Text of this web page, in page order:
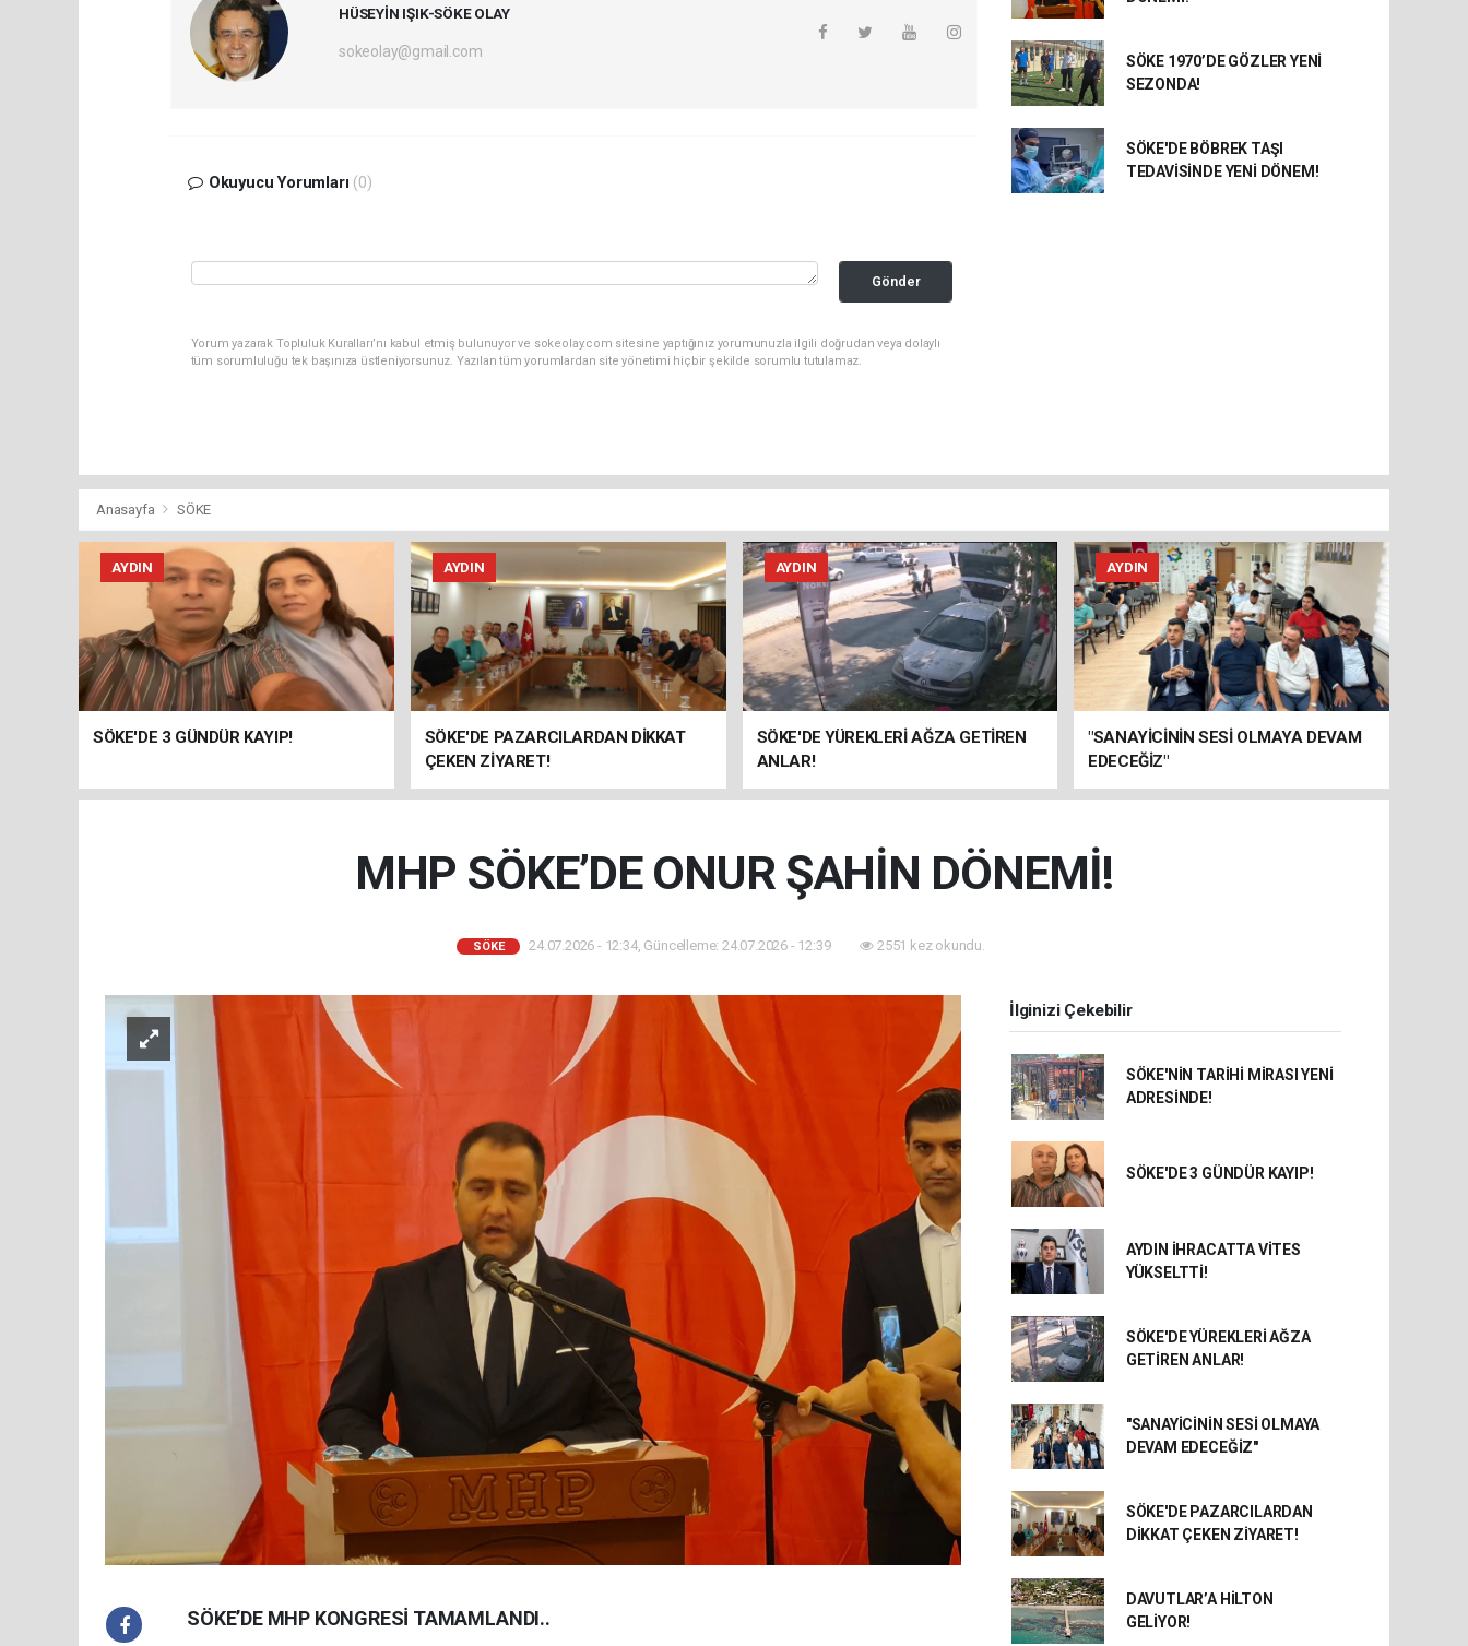
HÜSEYİN IŞIK-SÖKE OLAY
sokeolay@gmail.com
Okuyucu Yorumları (0)
Gönder
Yorum yazarak Topluluk Kuralları’nı kabul etmiş bulunuyor ve sokeolay.com sitesine yaptığınız yorumunuzla ilgili doğrudan veya dolaylı
tüm sorumluluğu tek başınıza üstleniyorsunuz. Yazılan tüm yorumlardan site yönetimi hiçbir şekilde sorumlu tutulamaz.
SÖKE 1970’DE GÖZLER YENİ
SEZONDA!
SÖKE'DE BÖBREK TAŞI
TEDAVİSİNDE YENİ DÖNEM!
Anasayfa SÖKE
AYDIN
SÖKE'DE 3 GÜNDÜR KAYIP!
AYDIN
SÖKE'DE PAZARCILARDAN DİKKAT
ÇEKEN ZİYARET!
AYDIN
SÖKE'DE YÜREKLERİ AĞZA GETİREN
ANLAR!
AYDIN
"SANAYİCİNİN SESİ OLMAYA DEVAM
EDECEĞİZ"
MHP SÖKE’DE ONUR ŞAHİN DÖNEMİ!
SÖKE 24.07.2026 - 12:34, Güncelleme: 24.07.2026 - 12:39 2551 kez okundu.
SÖKE’DE MHP KONGRESİ TAMAMLANDI..
İlginizi Çekebilir
SÖKE'NİN TARİHİ MİRASI YENİ
ADRESİNDE!
SÖKE'DE 3 GÜNDÜR KAYIP!
AYDIN İHRACATTA VİTES
YÜKSELTTİ!
SÖKE'DE YÜREKLERİ AĞZA
GETİREN ANLAR!
"SANAYİCİNİN SESİ OLMAYA
DEVAM EDECEĞİZ"
SÖKE'DE PAZARCILARDAN
DİKKAT ÇEKEN ZİYARET!
DAVUTLAR’A HİLTON
GELİYOR!